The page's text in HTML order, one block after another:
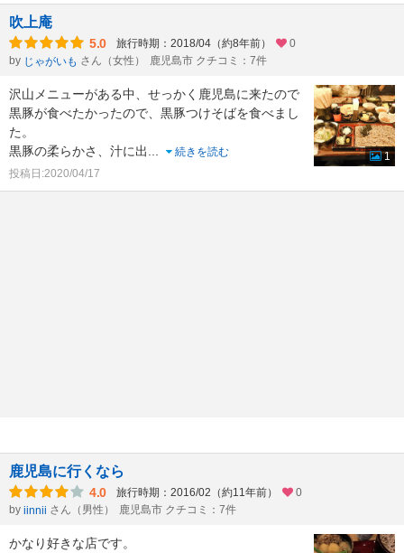
吹上庵
5.0 旅行時期：2018/04（約8年前）
0
by じゃがいも さん（女性） 鹿児島市 クチコミ：7件
沢山メニューがある中、せっかく鹿児島に来たので
黒豚が食べたかったので、黒豚つけそばを食べまし
た。
黒豚の柔らかさ、汁に出
続きを読む
投稿日:2020/04/17
1
鹿児島に行くなら
4.0 旅行時期：2016/02（約11年前）
0
by iinnii さん（男性） 鹿児島市 クチコミ：7件
かなり好きな店です。